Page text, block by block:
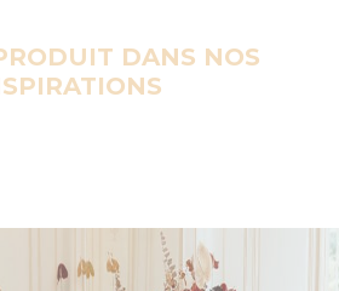
DANS NOS